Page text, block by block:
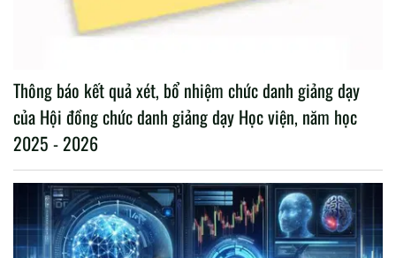
Thông báo kết quả xét, bổ nhiệm chức danh giảng dạy
của Hội đồng chức danh giảng dạy Học viện, năm học
2025 - 2026